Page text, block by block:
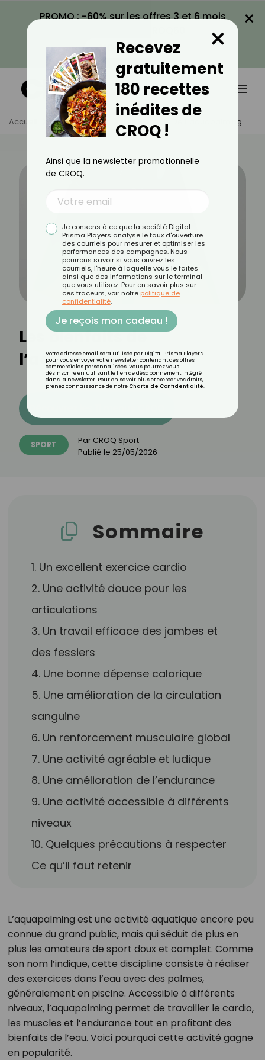
PROMO : -60% sur les offres 3 et 6 mois
VOIR LA PROMO
×
Accueil Actus Sport Les Bienfaits De L’aquapalming
Les bienfaits de
l’aquapalming
SPORT Par CROQ Sport
Publié le 25/05/2026
Sommaire
1. Un excellent exercice cardio
2. Une activité douce pour les
articulations
3. Un travail efficace des jambes et
des fessiers
4. Une bonne dépense calorique
5. Une amélioration de la circulation
sanguine
6. Un renforcement musculaire global
7. Une activité agréable et ludique
8. Une amélioration de l’endurance
9. Une activité accessible à différents
niveaux
10. Quelques précautions à respecter
Ce qu’il faut retenir
L’aquapalming est une activité aquatique encore peu
connue du grand public, mais qui séduit de plus en
plus les amateurs de sport doux et complet. Comme
son nom l’indique, cette discipline consiste à réaliser
des exercices dans l’eau avec des palmes,
généralement en piscine. Accessible à différents
niveaux, l’aquapalming permet de travailler le cardio,
les muscles et l’endurance tout en profitant des
bienfaits de l’eau. Voici pourquoi cette activité gagne
en popularité.
Recevez
gratuitement
180 recettes
inédites de
CROQ !
×
Ainsi que la newsletter promotionnelle
de CROQ.
Je consens à ce que la société Digital
Prisma Players analyse le taux d'ouverture
des courriels pour mesurer et optimiser les
performances des campagnes. Nous
pourrons savoir si vous ouvrez les
courriels, l'heure à laquelle vous le faites
ainsi que des informations sur le terminal
que vous utilisez. Pour en savoir plus sur
ces traceurs, voir notre politique de
confidentialité.
Je reçois mon cadeau !
Votre adresse email sera utilisée par Digital Prisma Players
pour vous envoyer votre newsletter contenant des offres
commerciales personnalisées. Vous pourrez vous
désinscrire en utilisant le lien de désabonnement intégré
dans la newsletter. Pour en savoir plus et exercer vos droits,
prenez connaissance de notre Charte de Confidentialité.